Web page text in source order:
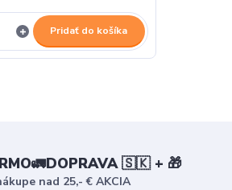
Pridať do košíka
🇸🇰 + 🎁
nad 25,- € AKCIA